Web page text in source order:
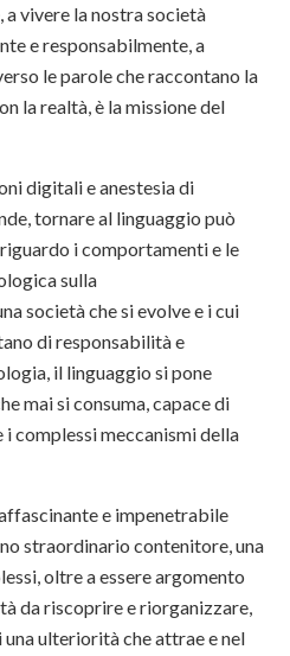
a vivere la nostra società
e responsabilmente, a
le parole che raccontano la
la realtà, è la missione del
digitali e anestesia di
tornare al linguaggio può
i comportamenti e le
sulla
società che si evolve e i cui
di responsabilità e
il linguaggio si pone
mai si consuma, capace di
complessi meccanismi della
e impenetrabile
straordinario contenitore, una
oltre a essere argomento
da riscoprire e riorganizzare,
ulteriorità che attrae e nel